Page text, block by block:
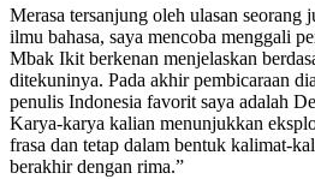
Merasa tersanjung oleh ulasan
ilmu bahasa, saya mencoba menggali
Mbak Ikit berkenan menjelaskan
ditekuninya. Pada akhir pembicaraan
penulis Indonesia favorit saya adalah
Karya-karya kalian menunjukkan
frasa dan tetap dalam bentuk kalimat-
berakhir dengan rima.”